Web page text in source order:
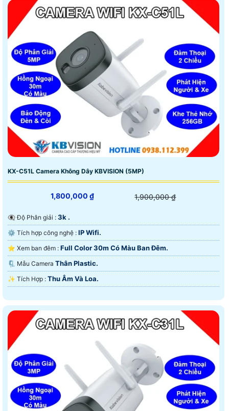
KX-C51L Camera Không Dây KBVISION (5MP)
1,800,000 ₫ 1,900,000 ₫
👁️‍🗨 Độ Phân giải : 3k .
⚙ Tích hợp công nghệ : IP Wifi.
⭐ Xem ban đêm : Full Color 30m Có Màu Ban Ðêm.
🗜️ Mẫu Camera Thân Plastic.
️✨ Tích Hợp : Thu Âm Và Loa.